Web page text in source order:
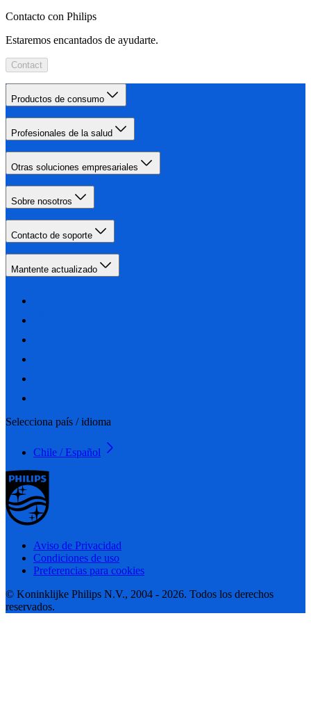
Contacto con Philips
Estaremos encantados de ayudarte.
Contact
Productos de consumo
Profesionales de la salud
Otras soluciones empresariales
Sobre nosotros
Contacto de soporte
Mantente actualizado
Selecciona país / idioma
Chile / Español
Aviso de Privacidad
Condiciones de uso
Preferencias para cookies
© Koninklijke Philips N.V., 2004 - 2026. Todos los derechos
reservados.